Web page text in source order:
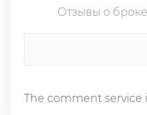
Отзывы о
The comment service